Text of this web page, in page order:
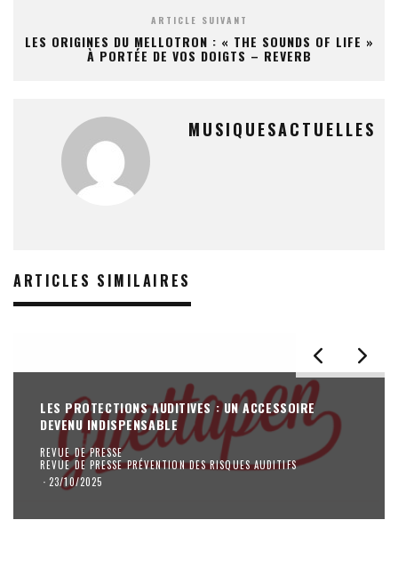
ARTICLE SUIVANT
LES ORIGINES DU MELLOTRON : « THE SOUNDS OF LIFE »
À PORTÉE DE VOS DOIGTS – REVERB
MUSIQUESACTUELLES
ARTICLES SIMILAIRES
LES PROTECTIONS AUDITIVES : UN ACCESSOIRE
DEVENU INDISPENSABLE
REVUE DE PRESSE
REVUE DE PRESSE PRÉVENTION DES RISQUES AUDITIFS
· 23/10/2025